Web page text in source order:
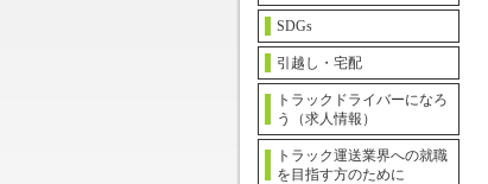
SDGs
引越し・宅配
トラックドライバーになろ
う（求人情報）
トラック運送業界への就職
を目指す方のために